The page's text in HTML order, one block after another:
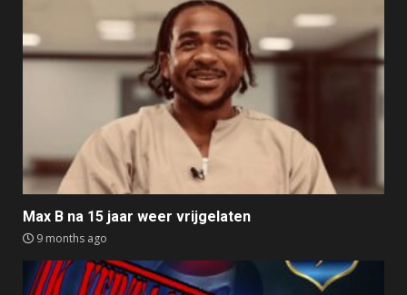
Max B na 15 jaar weer vrijgelaten
9 months ago